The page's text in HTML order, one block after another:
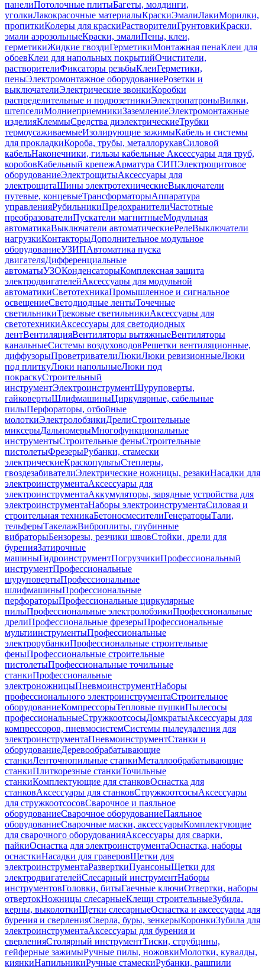
панелиПотолочные плитыБагеты, молдинги,
уголкиЛакокрасочные материалыКраскиЭмалиЛакиМорилки,
пропиткиКолеры для краскиРастворителиГрунтовкиКраски,
эмали аэрозольныеКраски, эмалиПены, клеи,
герметикиЖидкие гвоздиГерметикиМонтажная пенаКлеи для
обоевКлеи для напольных покрытийОчистители,
растворителиФиксаторы резьбыКлеиГерметики,
пеныЭлектромонтажное оборудованиеРозетки и
выключателиЭлектрические звонкиКоробки
распределительные и подрозетникиЭлектропатроныВилки,
штепселиМолниеприемникиЗаземлениеЭлектромонтажные
изделияКлеммыСредства диэлектрическиеТрубки
термоусаживаемыеИзолирующие зажимыКабель и системы
для прокладкиКороба, трубы, металлорукавСиловой
кабельНаконечники, гильзы кабельные Аксессуары для труб,
коробовКабельный крепежАрматура СИПЭлектрощитовое
оборудованиеЭлектрощитыАксессуары для
электрощитаШины электротехническиеВыключатели
путевые, концевыеТрансформаторыАппаратура
управленияРубильникиПредохранителиЧастотные
преобразователиПускатели магнитныеМодульная
автоматикаВыключатели автоматическиеРелеВыключатели
нагрузкиКонтакторыДополнительное модульное
оборудованиеУЗИПАвтоматика пуска
двигателяДифференциальные
автоматыУЗОКонденсаторыКомплексная защита
электродвигателейАксессуары для модульной
автоматикиСветотехникаПромышленное и сигнальное
освещениеСветодиодные лентыТочечные
светильникиТрековые светильникиАксессуары для
светотехникиАксессуары для светодиодных
лентВентиляцияВентиляторы вытяжныеВентиляторы
канальныеСистемы воздуховодовРешетки вентиляционные,
диффузорыПроветривателиЛюкиЛюки ревизионныеЛюки
под плиткуЛюки напольныеЛюки под
покраскуСтроительный
инструментЭлектроинструментШуруповерты,
гайковертыШлифмашиныЦиркулярные, сабельные
пилыПерфораторы, отбойные
молоткиЭлектролобзикиДрелиСтроительные
миксерыДальномерыМногофункциональные
инструментыСтроительные феныСтроительные
пистолетыФрезерыРубанки, стамески
электрическиеКраскопультыСтеплеры,
гвоздезабивателиЭлектрические ножницы, резакиНасадки для
электроинструментаАксессуары для
электроинструментаАккумуляторы, зарядные устройства для
электроинструментаНаборы электроинструментаСиловая и
строительная техникаБетоносмесителиГенераторыТали,
тельферыТакелажВиброплиты, глубинные
вибраторыБензорезы, резчики швовСтойки, дрели для
буренияЗатирочные
машиныГидроинструментПогрузчикиПрофессиональный
инструментПрофессиональные
шуруповертыПрофессиональные
шлифмашиныПрофессиональные
перфораторыПрофессиональные циркулярные
пилыПрофессиональные электролобзикиПрофессиональные
дрелиПрофессиональные фрезерыПрофессиональные
мультиинструментыПрофессиональные
электрорубанкиПрофессиональные строительные
феныПрофессиональные строительные
пистолетыПрофессиональные точильные
станкиПрофессиональные
электроножницыПневмоинструментНаборы
профессионального электроинструментаСтроительное
оборудованиеКомпрессорыТепловые пушкиПылесосы
профессиональныеСтружкоотсосыДомкратыАксессуары для
компрессоров, пневмосистемСистемы пылеудаления для
электроинструментаПневмоинструментСтанки и
оборудованиеДеревообрабатывающие
станкиЛенточнопильные станкиМеталлообрабатывающие
станкиПлиткорезные станкиТочильные
станкиКомплектующие для станковОснастка для
станковАксессуары для станковСтружкоотсосыАксессуары
для стружкоотсосовСварочное и паяльное
оборудованиеСварочное оборудованиеПаяльное
оборудованиеСварочные маски, аксессуарыКомплектующие
для сварочного оборудованияАксессуары для сварки,
пайкиОснастка для электроинструментаОснастка, наборы
оснасткиНасадки для граверовЩетки для
электроинструментаРазверткиПуансоныЩетки для
электродвигателейСлесарный инструментНаборы
инструментовГоловки, битыГаечные ключиОтвертки, наборы
отвертокНожницы слесарныеКлещи строительныеЗубила,
керны, выколоткиЩетки слесарныеОснастка и аксессуары для
бурения и сверленияСверла, буры, зенкерыКоронкиЗубила для
электроинструментаАксессуары для бурения и
сверленияСтолярный инструментТиски, струбцины,
гейферные зажимыРучные пилы, ножовкиМолотки, кувалды,
киянкиНапильникиРучные стамескиРубанки, рашпили